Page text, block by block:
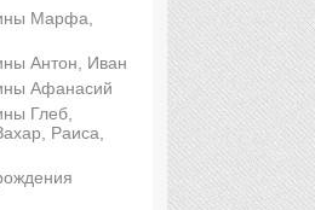
Марфа,
Антон, Иван
Афанасий
Глеб,
Раиса,